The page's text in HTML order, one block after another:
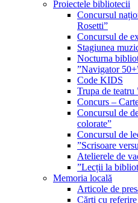
Proiectele bibliotecii
Concursul
Rosetti”
Concursul de
Stagiunea
Nocturna
”Navigator
Code KIDS
Trupa de teatru
Concurs –
Concursul de
colorate”
Concursul de
”Scrisoare
Atelierele de
”Lecții la
Memoria locală
Articole de
Cărți cu